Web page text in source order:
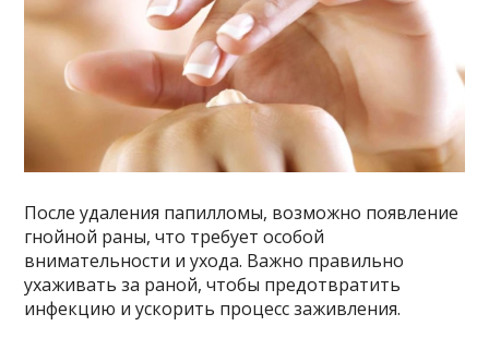
После удаления папилломы, возможно появление
гнойной раны, что требует особой
внимательности и ухода. Важно правильно
ухаживать за раной, чтобы предотвратить
инфекцию и ускорить процесс заживления.